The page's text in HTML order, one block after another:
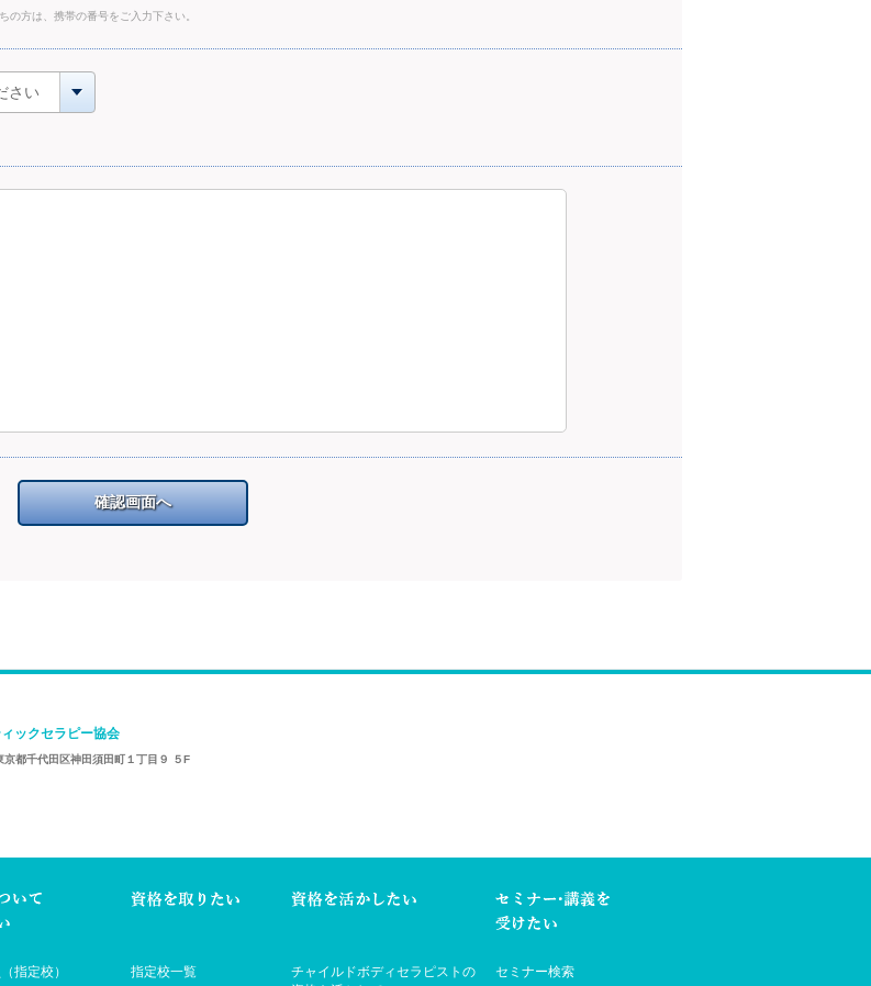
の方は、携帯の番号をご入力下さい。
さい
確認画面へ
ックセラピー協会
都千代田区神田須田町１丁目９ ５F
指定校） 指定校一覧
チャイルドボディセラピストの
セミナー検索